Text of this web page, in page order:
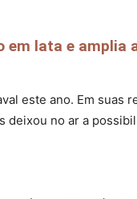
em lata e amplia
este ano. Em suas
deixou no ar a